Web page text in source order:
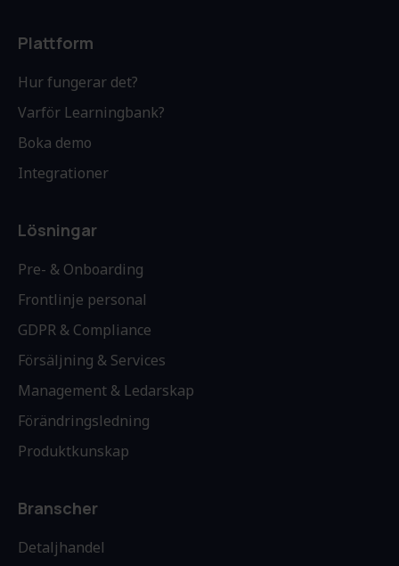
Plattform
Hur fungerar det?
Varför Learningbank?
Boka demo
Integrationer
Lösningar
Pre- & Onboarding
Frontlinje personal
GDPR & Compliance
Försäljning & Services
Management & Ledarskap
Förändringsledning
Produktkunskap
Branscher
Detaljhandel